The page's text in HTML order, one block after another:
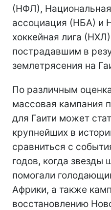
(НФЛ),
ассоциация (НБА) и
хоккейная лига
пострадавшим в
землетрясения на
По различным
массовая кампания
для Гаити может
крупнейших в
сравниться с
годов, когда звезды
помогали
Африки, а также
восстановлению